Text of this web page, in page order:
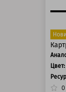
Цвет:
0